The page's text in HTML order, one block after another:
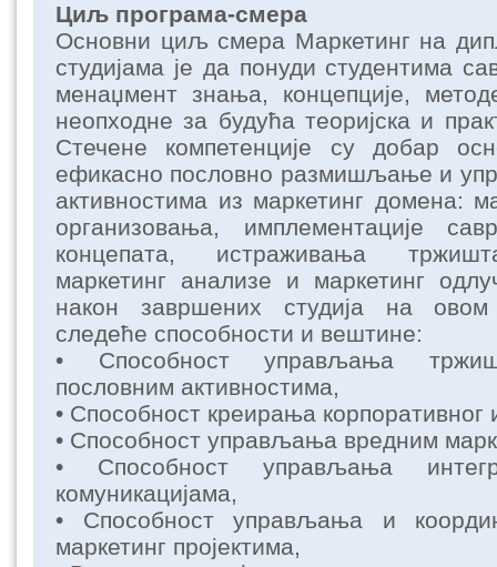
Циљ програма-смера
Основни циљ смера Маркетинг на
студијама је да понуди студентима
менаџмент знања, концепције,
неопходне за будућа теоријска и
Стечене компетенције су добар
ефикасно пословно размишљање и
активностима из маркетинг домена:
организовања, имплементације
концепата, истраживања
маркетинг анализе и маркетинг
након завршених студија на
следеће способности и вештине:
• Способност управљања
пословним активностима,
• Способност креирања корпоративног
• Способност управљања вредним
• Способност управљања
комуникацијама,
• Способност управљања и
маркетинг пројектима,